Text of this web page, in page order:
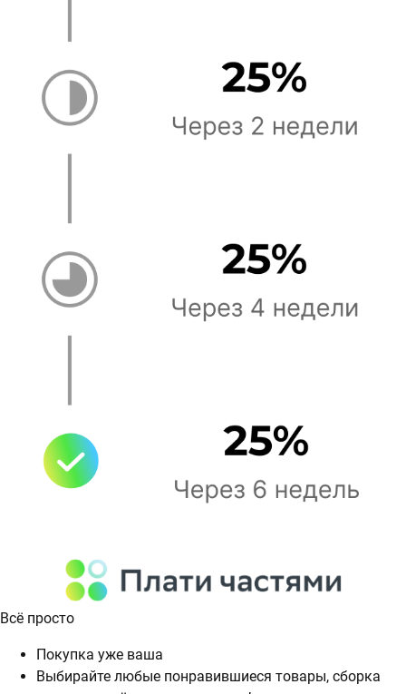
Всё просто
Покупка уже ваша
Выбирайте любые понравившиеся товары, сборка